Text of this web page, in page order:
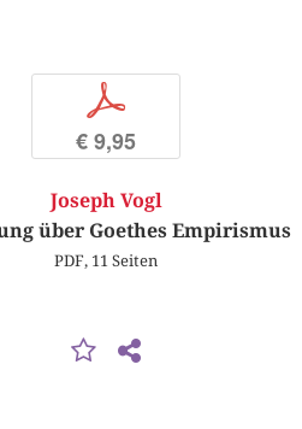
p
€ 9,95
Joseph Vogl
über Goethes Empirismus
PDF, 11 Seiten